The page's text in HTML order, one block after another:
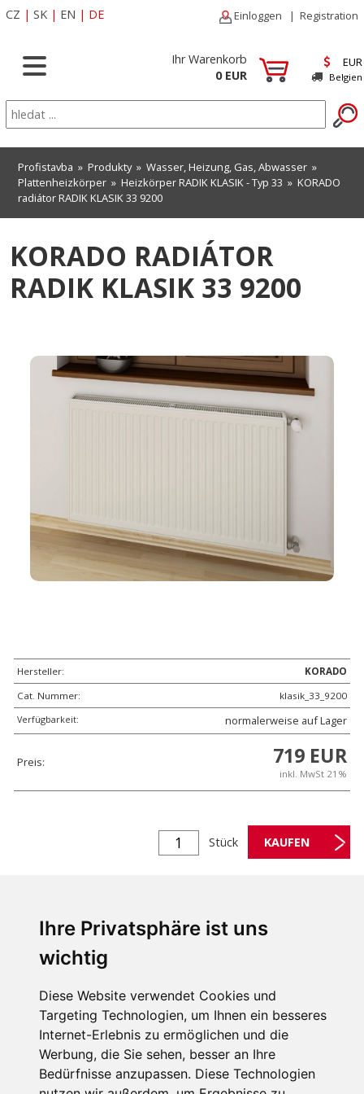
Ihre Privatsphäre ist uns
wichtig
Diese Website verwendet Cookies und
Targeting Technologien, um Ihnen ein besseres
Internet-Erlebnis zu ermöglichen und die
Werbung, die Sie sehen, besser an Ihre
Bedürfnisse anzupassen. Diese Technologien
CZ | SK | EN | DE Einloggen | Registration
Ihr Warenkorb
0 EUR
EUR
Belgien
Profistavba » Produkty» Wasser, Heizung, Gas, Abwasser »
Plattenheizkörper » Heizkörper RADIK KLASIK - Typ 33 » KORADO
radiátor RADIK KLASIK 33 9200
KORADO RADIÁTOR
RADIK KLASIK 33 9200
Hersteller:
KORADO
Cat. Nummer:
klasik_33_9200
Verfügbarkeit:
normalerweise auf Lager
Preis: 719 EUR
inkl. MwSt 21%
Stück
BESCHREIBUNG
KORADO radiátor s bočním připojením - RADIK KLASIK - typ
33 hloubka 155mm, výška 900mm, délka 2000mm